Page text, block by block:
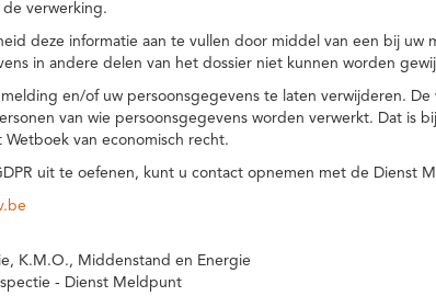
verwerking.
deze informatie aan te vullen door middel van een bij uw
in andere delen van het dossier niet kunnen worden
en/of uw persoonsgegevens te laten verwijderen.
van wie persoonsgegevens worden verwerkt. Dat is
van economisch recht.
uit te oefenen, kunt u contact opnemen met de Dienst
K.M.O., Middenstand en Energie
- Dienst Meldpunt